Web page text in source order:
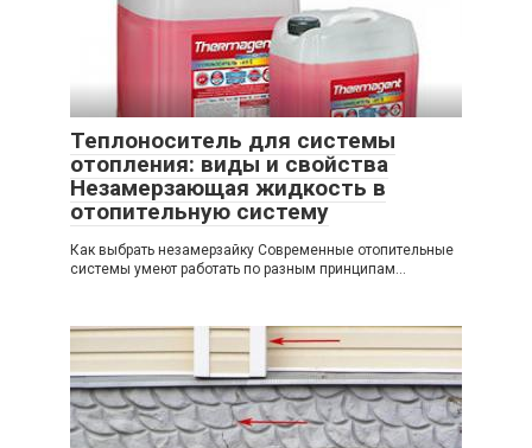
Теплоноситель для системы
отопления: виды и свойства
Незамерзающая жидкость в
отопительную систему
Как выбрать незамерзайку Современные отопительные
системы умеют работать по разным принципам...